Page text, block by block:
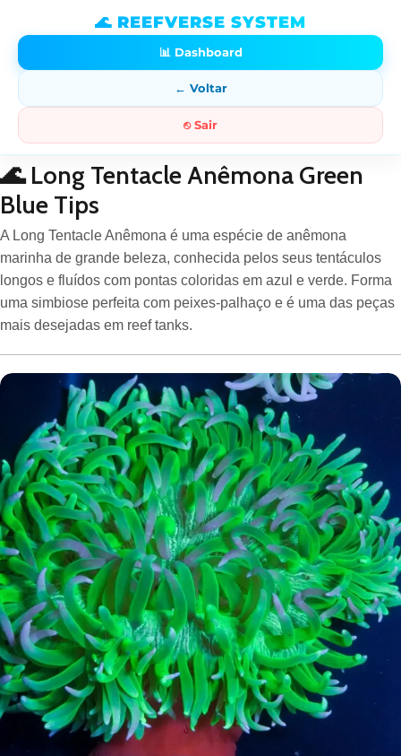
🌊 REEFVERSE SYSTEM
📊 Dashboard
← Voltar
⎋ Sair
🌊 Long Tentacle Anêmona Green
Blue Tips
A Long Tentacle Anêmona é uma espécie de anêmona
marinha de grande beleza, conhecida pelos seus tentáculos
longos e fluídos com pontas coloridas em azul e verde. Forma
uma simbiose perfeita com peixes-palhaço e é uma das peças
mais desejadas em reef tanks.